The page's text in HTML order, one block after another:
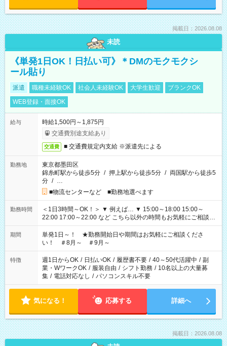
掲載日：2026.08.08
未読
《単発1日OK！日払い可》＊DMのモクモクシ
ール貼り
派遣 職種未経験OK 社会人未経験OK 大学生歓迎
ブランクOK
WEB登録・面接OK
給与
時給1,500円～1,875円
交通費別途支給あり
交通費 ■ 交通費規定内支給 ※派遣先による
勤務地
東京都墨田区
錦糸町駅から徒歩5分 / 押上駅から徒歩5分 / 両国駅から徒歩5
分 / …
■物流センターなど ■勤務地選べます
勤務時間
＜1日3時間～OK！＞ ▼ 例えば… ▼ 15:00～18:00 15:00～
22:00 17:00～22:00 など こちら以外の時間もお気軽にご相談く
ださい！
期間
単発1日～！ ★勤務開始日や期間はお気軽にご相談くださ
い！ ＃8月～ ＃9月～
特徴 週1日からOK / 日払いOK / 履歴書不要 / 40～50代活躍中 / 副
業・WワークOK / 服装自由 / シフト勤務 / 10名以上の大量募
集 / 電話対応なし / パソコンスキル不要
気になる！ 応募する 詳細へ
掲載日：2026.08.08